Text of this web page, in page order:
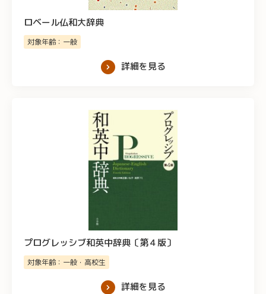
ロベール仏和大辞典
対象年齢：一般
詳細を見る
プログレッシブ和英中辞典〔第４版〕
対象年齢：一般・高校生
詳細を見る